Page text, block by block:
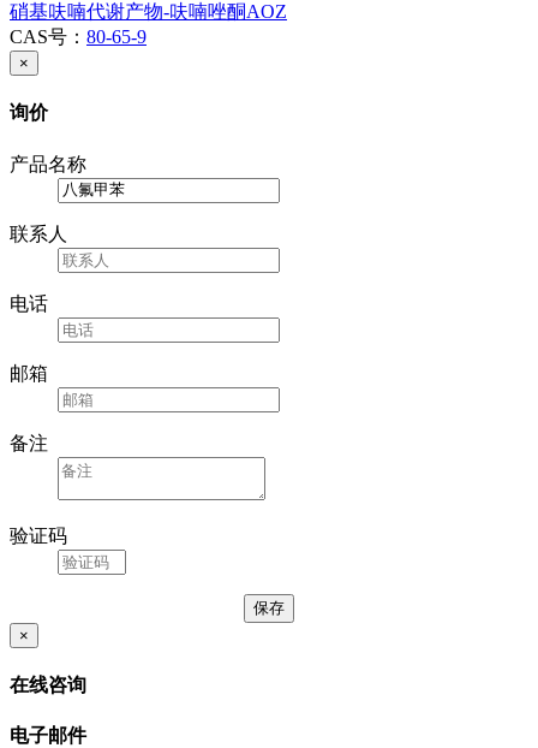
硝基呋喃代谢产物-呋喃唑酮AOZ
CAS号： 80-65-9
×
询价
产品名称
联系人
电话
邮箱
备注
验证码
×
在线咨询
电子邮件